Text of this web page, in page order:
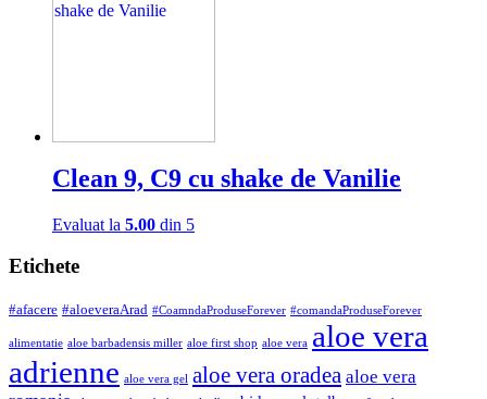
Clean 9, C9 cu shake de Vanilie
Evaluat la 5.00 din 5
Etichete
#afacere #aloeveraArad #CoamndaProduseForever #comandaProduseForever
alimentatie aloe barbadensis miller aloe first shop aloe vera aloe vera
adrienne aloe vera gel aloe vera oradea aloe vera